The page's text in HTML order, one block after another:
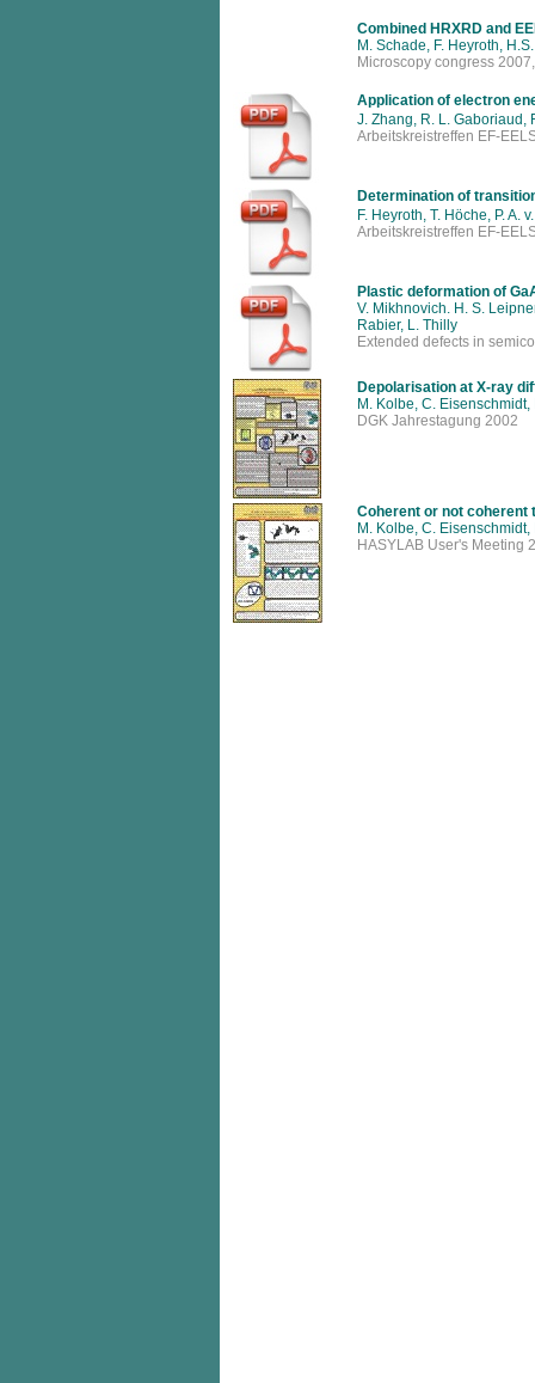
Combined HRXRD and
M. Schade, F. Heyroth,
Microscopy congress
Application of electron
J. Zhang, R. L. Gaboriaud,
Arbeitskreistreffen EF-
Determination of
F. Heyroth, T. Höche, P. A.
Arbeitskreistreffen EF-
Plastic deformation of
V. Mikhnovich. H. S.
Rabier, L. Thilly
Extended defects in
Depolarisation at X-ray
M. Kolbe, C.
DGK Jahrestagung 2002
Coherent or not coherent
M. Kolbe, C.
HASYLAB User's Meeting